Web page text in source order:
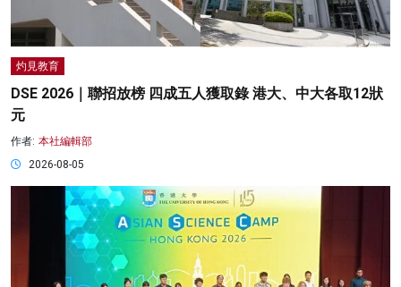
灼見教育
DSE 2026｜聯招放榜 四成五人獲取錄 港大、中大各取12狀
元
作者: 本社編輯部
2026-08-05